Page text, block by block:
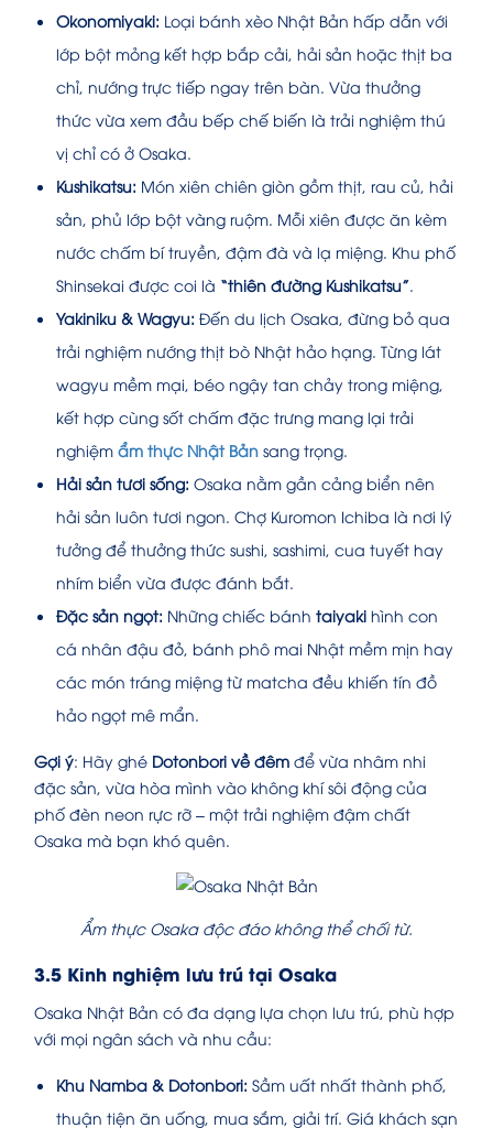
Okonomiyaki: Loại bánh xèo Nhật Bản hấp dẫn với
lớp bột mỏng kết hợp bắp cải, hải sản hoặc thịt ba
chỉ, nướng trực tiếp ngay trên bàn. Vừa thưởng
thức vừa xem đầu bếp chế biến là trải nghiệm thú
vị chỉ có ở Osaka.
Kushikatsu: Món xiên chiên giòn gồm thịt, rau củ, hải
sản, phủ lớp bột vàng ruộm. Mỗi xiên được ăn kèm
nước chấm bí truyền, đậm đà và lạ miệng. Khu phố
Shinsekai được coi là “thiên đường Kushikatsu”.
Yakiniku & Wagyu: Đến du lịch Osaka, đừng bỏ qua
trải nghiệm nướng thịt bò Nhật hảo hạng. Từng lát
wagyu mềm mại, béo ngậy tan chảy trong miệng,
kết hợp cùng sốt chấm đặc trưng mang lại trải
nghiệm ẩm thực Nhật Bản sang trọng.
Hải sản tươi sống: Osaka nằm gần cảng biển nên
hải sản luôn tươi ngon. Chợ Kuromon Ichiba là nơi lý
tưởng để thưởng thức sushi, sashimi, cua tuyết hay
nhím biển vừa được đánh bắt.
Đặc sản ngọt: Những chiếc bánh taiyaki hình con
cá nhân đậu đỏ, bánh phô mai Nhật mềm mịn hay
các món tráng miệng từ matcha đều khiến tín đồ
hảo ngọt mê mẩn.
Gợi ý: Hãy ghé Dotonbori về đêm để vừa nhâm nhi
đặc sản, vừa hòa mình vào không khí sôi động của
phố đèn neon rực rỡ – một trải nghiệm đậm chất
Osaka mà bạn khó quên.
Ẩm thực Osaka độc đáo không thể chối từ.
3.5 Kinh nghiệm lưu trú tại Osaka
Osaka Nhật Bản có đa dạng lựa chọn lưu trú, phù hợp
với mọi ngân sách và nhu cầu:
Khu Namba & Dotonbori: Sầm uất nhất thành phố,
thuận tiện ăn uống, mua sắm, giải trí. Giá khách sạn